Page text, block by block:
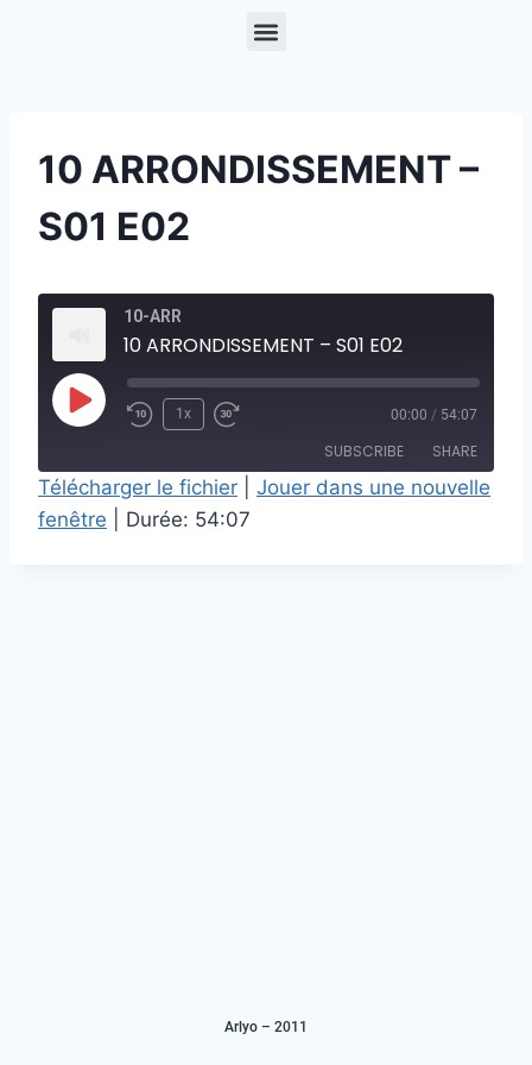
10 ARRONDISSEMENT –
S01 E02
10-ARR
10 ARRONDISSEMENT – S01 E02
1x 00:00 / 54:07
SUBSCRIBE SHARE
SHARE
Télécharger le fichier
Jouer dans une nouvelle
fenêtre
Durée: 54:07
Arlyo – 2011